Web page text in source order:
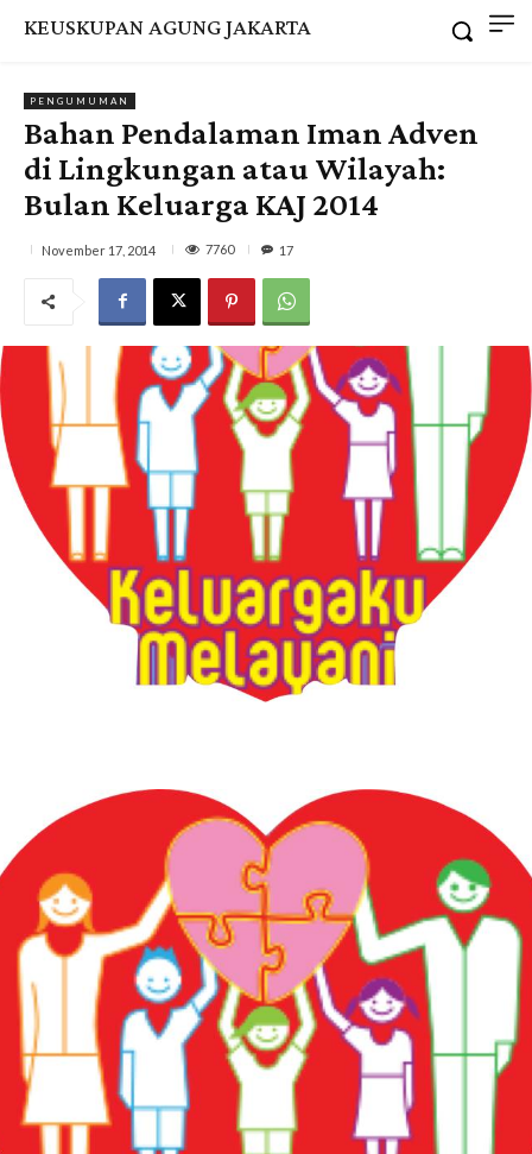
KEUSKUPAN AGUNG JAKARTA
PENGUMUMAN
Bahan Pendalaman Iman Adven
di Lingkungan atau Wilayah:
Bulan Keluarga KAJ 2014
November 17, 2014 7760 17